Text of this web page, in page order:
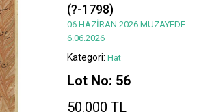
(?-1798)
06 HAZİRAN 2026 MÜZAYEDE
6.06.2026
Kategori: Hat
Lot No: 56
50.000 TL